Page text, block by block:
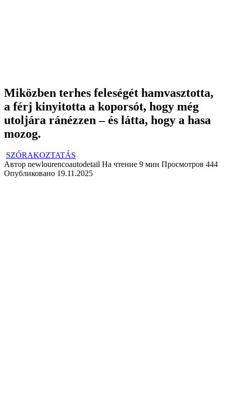
Miközben terhes feleségét hamvasztotta,
a férj kinyitotta a koporsót, hogy még
utoljára ránézzen – és látta, hogy a hasa
mozog.
SZÓRAKOZTATÁS
Автор newlourencoautodetail На чтение 9 мин Просмотров 444
Опубликовано 19.11.2025